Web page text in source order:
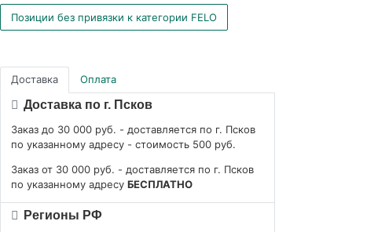
Позиции без привязки к категории FELO
Доставка Оплата
Доставка по г. Псков
Заказ до 30 000 руб. - доставляется по г. Псков
по указанному адресу - стоимость 500 руб.
Заказ от 30 000 руб. - доставляется по г. Псков
по указанному адресу БЕСПЛАТНО
Регионы РФ